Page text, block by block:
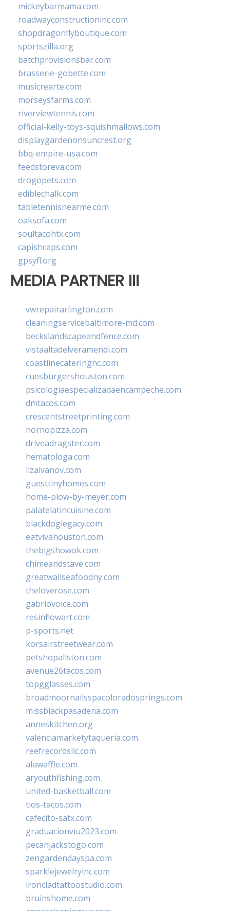
mickeybarmama.com
roadwayconstructioninc.com
shopdragonflyboutique.com
sportszilla.org
batchprovisionsbar.com
brasserie-gobette.com
musicrearte.com
morseysfarms.com
riverviewtennis.com
official-kelly-toys-squishmallows.com
displaygardenonsuncrest.org
bbq-empire-usa.com
feedstoreva.com
drogopets.com
ediblechalk.com
tabletennisnearme.com
oaksofa.com
soultacohtx.com
capishcaps.com
gpsyfl.org
MEDIA PARTNER III
vwrepairarlington.com
cleaningservicebaltimore-md.com
beckslandscapeandfence.com
vistaaltadelveramendi.com
coastlinecateringnc.com
cuesburgershouston.com
psicologiaespecializadaencampeche.com
dmtacos.com
crescentstreetprinting.com
hornopizza.com
driveadragster.com
hematologa.com
lizaivanov.com
guesttinyhomes.com
home-plow-by-meyer.com
palatelatincuisine.com
blackdoglegacy.com
eatvivahouston.com
thebigshowok.com
chimeandstave.com
greatwallseafoodny.com
theloverose.com
gabriovoice.com
resinflowart.com
p-sports.net
korsairstreetwear.com
petshopallston.com
avenue26tacos.com
topgglasses.com
broadmoornailsspacoloradosprings.com
missblackpasadena.com
anneskitchen.org
valenciamarketytaqueria.com
reefrecordsllc.com
alawaffle.com
aryouthfishing.com
united-basketball.com
tios-tacos.com
cafecito-satx.com
graduacionviu2023.com
pecanjackstogo.com
zengardendayspa.com
sparklejewelryinc.com
ironcladtattoostudio.com
bruinshome.com